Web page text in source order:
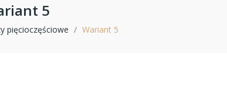
5
pięcioczęściowe Wariant 5